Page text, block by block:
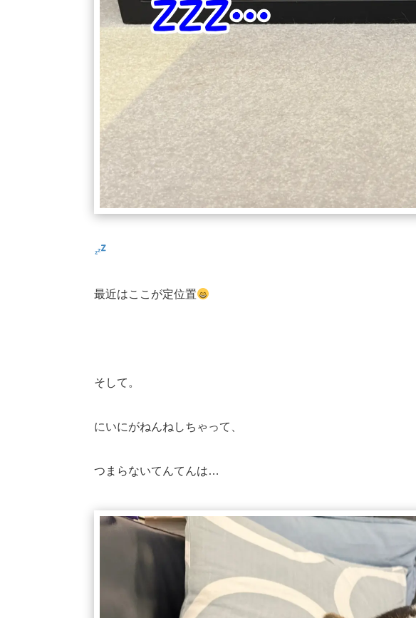
最近はここが定位置
そして。
にいにがねんねしちゃって、
つまらないてんてんは…